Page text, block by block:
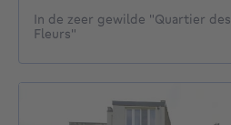
In de zeer gewilde "Quartier des
Fleurs"